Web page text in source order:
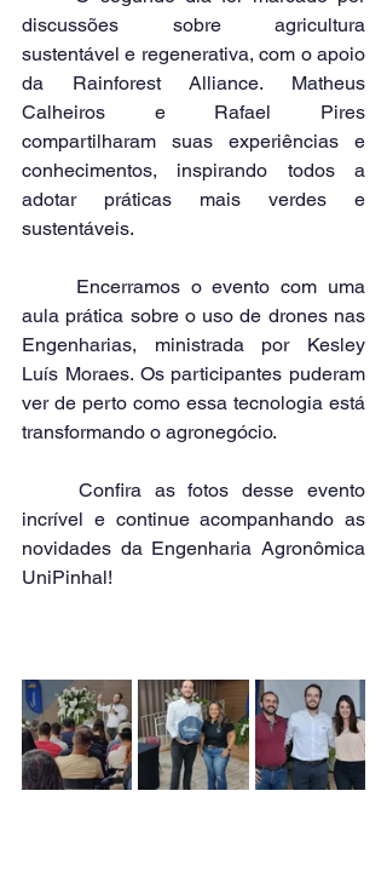
discussões sobre agricultura
sustentável e regenerativa, com o apoio
da Rainforest Alliance. Matheus
Calheiros e Rafael Pires
compartilharam suas experiências e
conhecimentos, inspirando todos a
adotar práticas mais verdes e
sustentáveis.
aula prática sobre o uso de drones nas
Engenharias, ministrada por Kesley
Luís Moraes. Os participantes puderam
ver de perto como essa tecnologia está
transformando o agronegócio.
incrível e continue acompanhando as
novidades da Engenharia Agronômica
UniPinhal!